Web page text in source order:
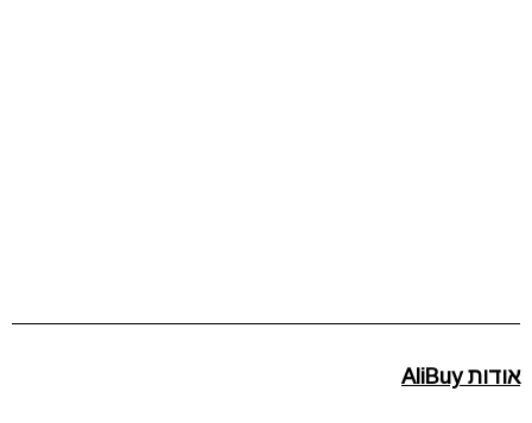
אודות AliBuy